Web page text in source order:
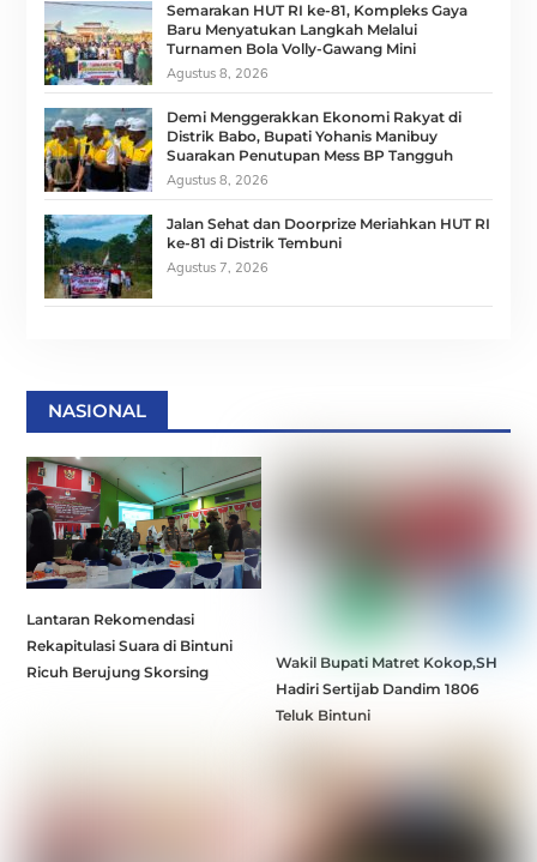
Semarakan HUT RI ke-81, Kompleks Gaya
Baru Menyatukan Langkah Melalui
Turnamen Bola Volly-Gawang Mini
Agustus 8, 2026
Demi Menggerakkan Ekonomi Rakyat di
Distrik Babo, Bupati Yohanis Manibuy
Suarakan Penutupan Mess BP Tangguh
Agustus 8, 2026
Jalan Sehat dan Doorprize Meriahkan HUT RI
ke-81 di Distrik Tembuni
Agustus 7, 2026
NASIONAL
Lantaran Rekomendasi
Rekapitulasi Suara di Bintuni
Ricuh Berujung Skorsing
Wakil Bupati Matret Kokop,SH
Hadiri Sertijab Dandim 1806
Teluk Bintuni